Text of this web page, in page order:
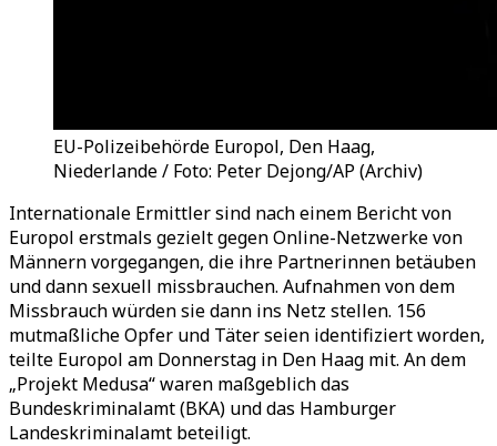
EU-Polizeibehörde Europol, Den Haag,
Niederlande / Foto: Peter Dejong/AP (Archiv)
Internationale Ermittler sind nach einem Bericht von
Europol erstmals gezielt gegen Online-Netzwerke von
Männern vorgegangen, die ihre Partnerinnen betäuben
und dann sexuell missbrauchen. Aufnahmen von dem
Missbrauch würden sie dann ins Netz stellen. 156
mutmaßliche Opfer und Täter seien identifiziert worden,
teilte Europol am Donnerstag in Den Haag mit. An dem
„Projekt Medusa“waren maßgeblich das
Bundeskriminalamt (BKA) und das Hamburger
Landeskriminalamt beteiligt.